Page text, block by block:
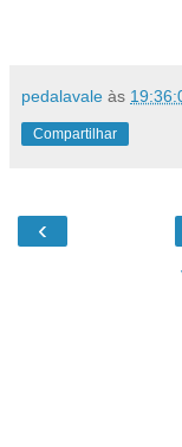
pedalavale às
Compartilhar
‹